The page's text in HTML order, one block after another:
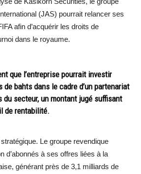
(JAS) pourrait relancer ses
afin d’acquérir les droits de
dans le royaume.
que l’entreprise pourrait investir
de bahts dans le cadre d’un partenariat
du secteur, un montant jugé suffisant
de rentabilité.
Le groupe revendique
d’abonnés à ses offres liées à la
générant près de 3,1 milliards de